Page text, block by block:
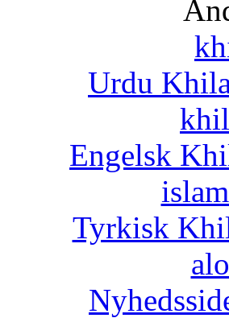
Urdu
Engelsk
Tyrkisk